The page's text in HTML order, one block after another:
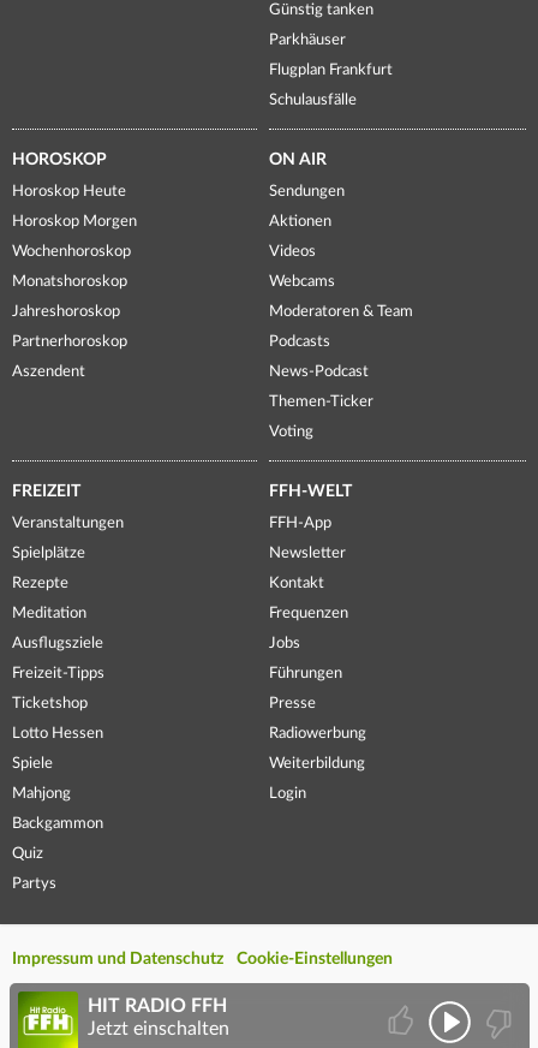
Günstig tanken
Parkhäuser
Flugplan Frankfurt
Schulausfälle
HOROSKOP
Horoskop Heute
Horoskop Morgen
Wochenhoroskop
Monatshoroskop
Jahreshoroskop
Partnerhoroskop
Aszendent
ON AIR
Sendungen
Aktionen
Videos
Webcams
Moderatoren & Team
Podcasts
News-Podcast
Themen-Ticker
Voting
FREIZEIT
Veranstaltungen
Spielplätze
Rezepte
Meditation
Ausflugsziele
Freizeit-Tipps
Ticketshop
Lotto Hessen
Spiele
Mahjong
Backgammon
Quiz
Partys
FFH-WELT
FFH-App
Newsletter
Kontakt
Frequenzen
Jobs
Führungen
Presse
Radiowerbung
Weiterbildung
Login
Impressum und Datenschutz Cookie-Einstellungen
HIT RADIO FFH
Jetzt einschalten